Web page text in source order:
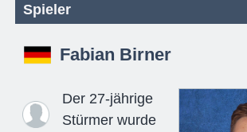
Spieler
Fabian Birner
Der 27-jährige
Stürmer wurde